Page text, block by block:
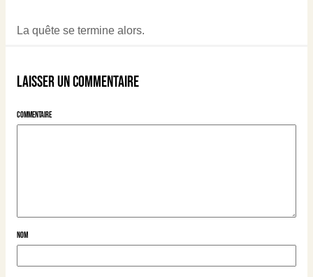
La quête se termine alors.
Laisser un commentaire
Commentaire
Nom